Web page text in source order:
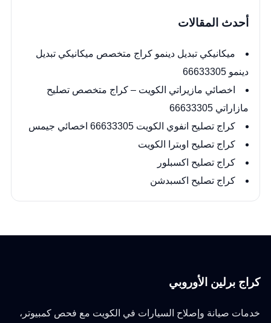
أحدث المقالات
ميكانيكي تبديل دينمو كراج متخصص ميكانيكي تبديل
دينمو 66633305
اخصائي مازيراتي الكويت – كراج متخصص تصليح
مازاراتي 66633305
كراج تصليح انفوي الكويت 66633305 اخصائي جيمس
كراج تصليح اوبترا الكويت
كراج تصليح اكسبلور
كراج تصليح اكسبدشن
كراج برلين الأوروبي
خدمات صيانة وإصلاح السيارات في الكويت مع فحص كمبيوتر،